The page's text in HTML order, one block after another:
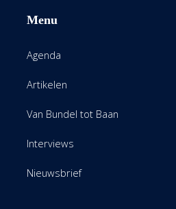
Menu
Agenda
Artikelen
Van Bundel tot Baan
Interviews
Nieuwsbrief